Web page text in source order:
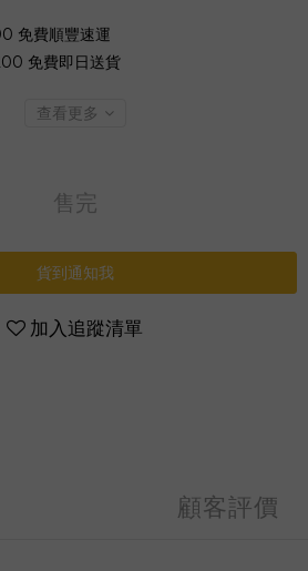
免費順豐速運
免費即日送貨
查看更多
售完
貨到通知我
加入追蹤清單
顧客評價